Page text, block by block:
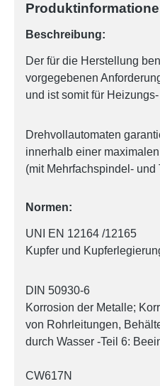
Beschreibung:
Der für die Herstellung
vorgegebenen
und ist somit für
Drehvollautomaten
innerhalb einer
(mit Mehrfachspindel- und
Normen:
UNI EN 12164 /12165
Kupfer und
DIN 50930-6
Korrosion der Metalle;
von Rohrleitungen,
durch Wasser -Teil 6:
CW617N